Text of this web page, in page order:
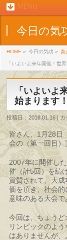
MENU
今日の気
HOME » 今日の気功 » 秦
「いよいよ来年開催！世
「いよいよ
始まります！
投稿日：2018.01.16 |
皆さん、1月28日
会の（第一回目）
2007年に開催し
催（計5回）を続
賞賛されて、大
価を頂き、社会
意味のある大会で
今回は、ちょう
リンピックのよ
はありませんが、